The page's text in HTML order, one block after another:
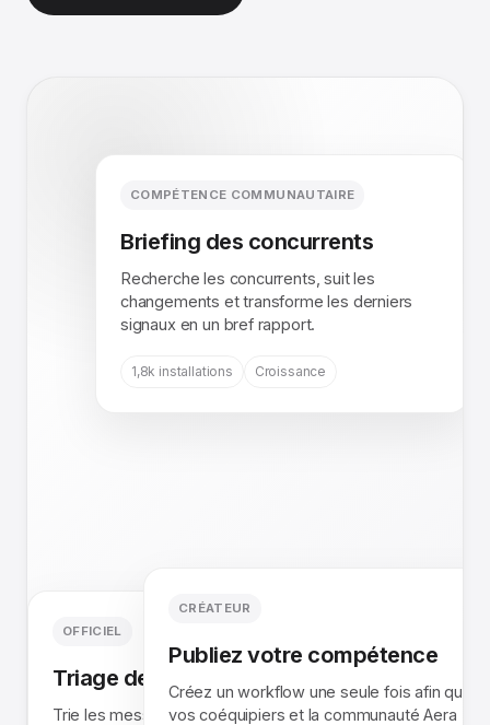
COMPÉTENCE COMMUNAUTAIRE
Briefing des concurrents
Recherche les concurrents, suit les
changements et transforme les derniers
signaux en un bref rapport.
1,8k installations Croissance
OFFICIEL
Triage de la boîte de réception
Trie les messages non lus, signale les fils de
CRÉATEUR
Publiez votre compétence
Créez un workflow une seule fois afin que
vos coéquipiers et la communauté Aera